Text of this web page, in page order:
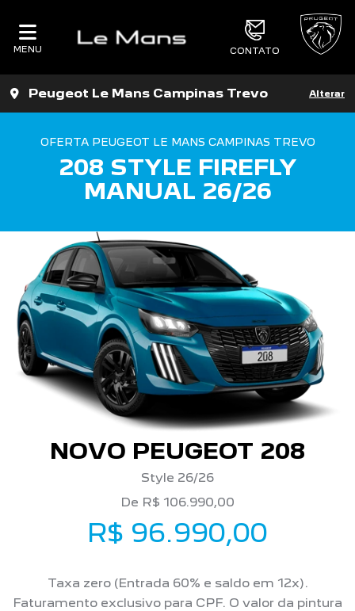
MENU CONTATO
Peugeot Le Mans Campinas Trevo Alterar
OFERTA PEUGEOT LE MANS CAMPINAS TREVO
208 STYLE FIREFLY
MANUAL 26/26
NOVO PEUGEOT 208
Style 26/26
De R$ 106.990,00
R$ 96.990,00
Taxa zero (Entrada 60% e saldo em 12x).
Faturamento exclusivo para CPF. O valor da pintura